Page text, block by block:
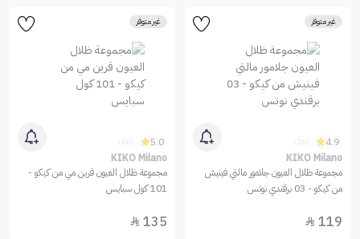
غير متوفر
4.9
KIKO Milano
مجموعة ظلال العيون جلامور مالتي فينيش
من كيكو - 03 برقندي نوتس
119

غير متوفر
5.0
KIKO Milano
مجموعة ظلال العيون قرين مي من كيكو -
101 كول سبايس
135
